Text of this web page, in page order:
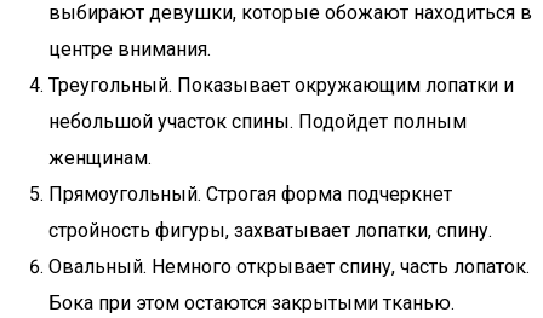
выбирают девушки, которые обожают находиться в
центре внимания.
Треугольный. Показывает окружающим лопатки и
небольшой участок спины. Подойдет полным
женщинам.
Прямоугольный. Строгая форма подчеркнет
стройность фигуры, захватывает лопатки, спину.
Овальный. Немного открывает спину, часть лопаток.
Бока при этом остаются закрытыми тканью.